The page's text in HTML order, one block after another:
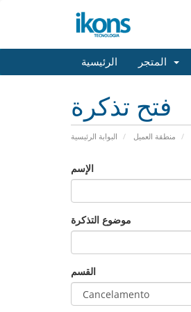
الرئيسية
فتح تذكرة
البوابة الرئيسية منطقة العميل
الإسم
موضوع التذكرة
القسم